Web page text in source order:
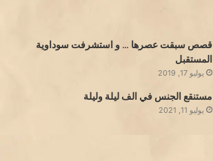
قصص سبقت عصرها … و استشرفت سوداوية
المستقبل
يوليو 17, 2019
مستنقع الجنس في الف ليلة وليلة
يوليو 11, 2021